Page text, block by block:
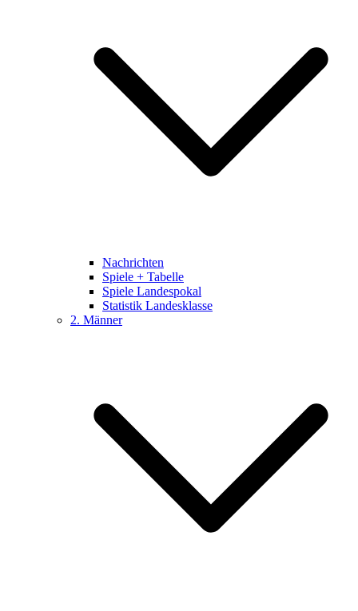
Nachrichten
Spiele + Tabelle
Spiele Landespokal
Statistik Landesklasse
2. Männer